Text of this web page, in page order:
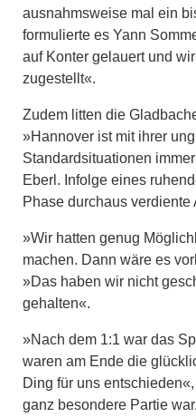
ausnahmsweise mal ein
formulierte es Yann
auf Konter gelauert und
zugestellt«.
Zudem litten die
»Hannover ist mit ihrer
Standardsituationen
Eberl. Infolge eines
Phase durchaus verdiente
»Wir hatten genug
machen. Dann wäre es
»Das haben wir nicht
gehalten«.
»Nach dem 1:1 war das
waren am Ende die
Ding für uns
ganz besondere Partie